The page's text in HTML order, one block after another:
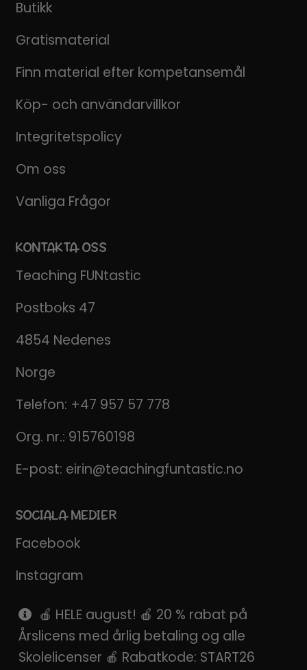
Butikk
Gratismaterial
Finn material efter kompetansemål
Köp- och användarvillkor
Integritetspolicy
Om oss
Vanliga Frågor
KONTAKTA OSS
Teaching FUNtastic
Postboks 47
4854 Nedenes
Norge
Telefon: +47 957 57 778
Org. nr.: 915760198
E-post: eirin@teachingfuntastic.no
SOCIALA MEDIER
Facebook
Instagram
Pinterest
SnapChat
🍎 HELE august! 🍎 20 % rabat på
Årslicens med årlig betaling og alle
Skolelicenser 🍎 Rabatkode: START26